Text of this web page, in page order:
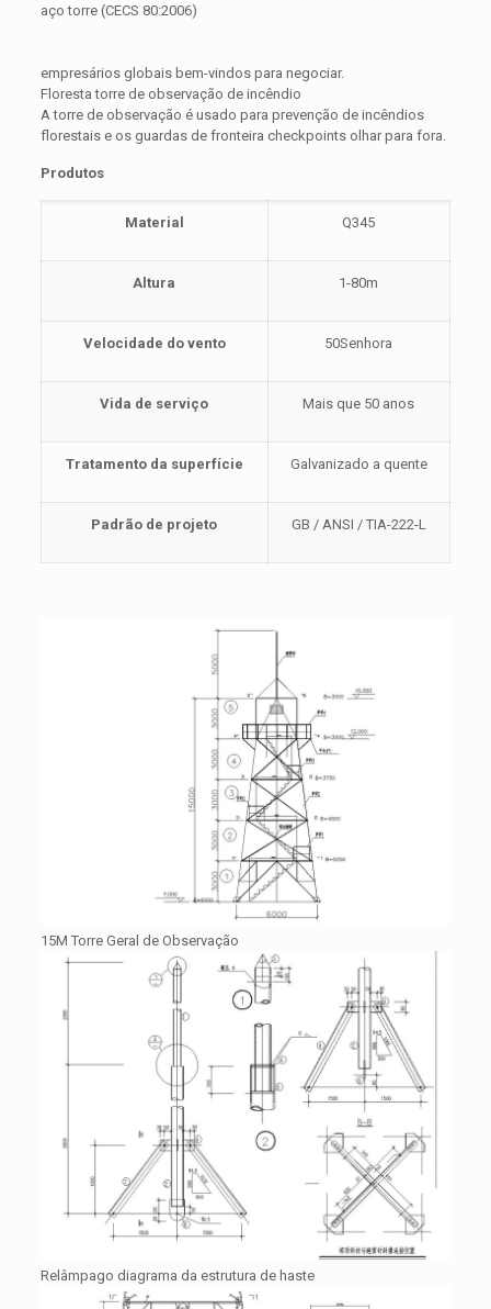
aço torre (CECS 80:2006)
empresários globais bem-vindos para negociar.
Floresta torre de observação de incêndio
A torre de observação é usado para prevenção de incêndios
florestais e os guardas de fronteira checkpoints olhar para fora.
Produtos
Material Q345
Altura 1-80m
Velocidade do vento 50Senhora
Vida de serviço Mais que 50 anos
Tratamento da superfície Galvanizado a quente
Padrão de projeto GB / ANSI / TIA-222-L
15M Torre Geral de Observação
Relâmpago diagrama da estrutura de haste